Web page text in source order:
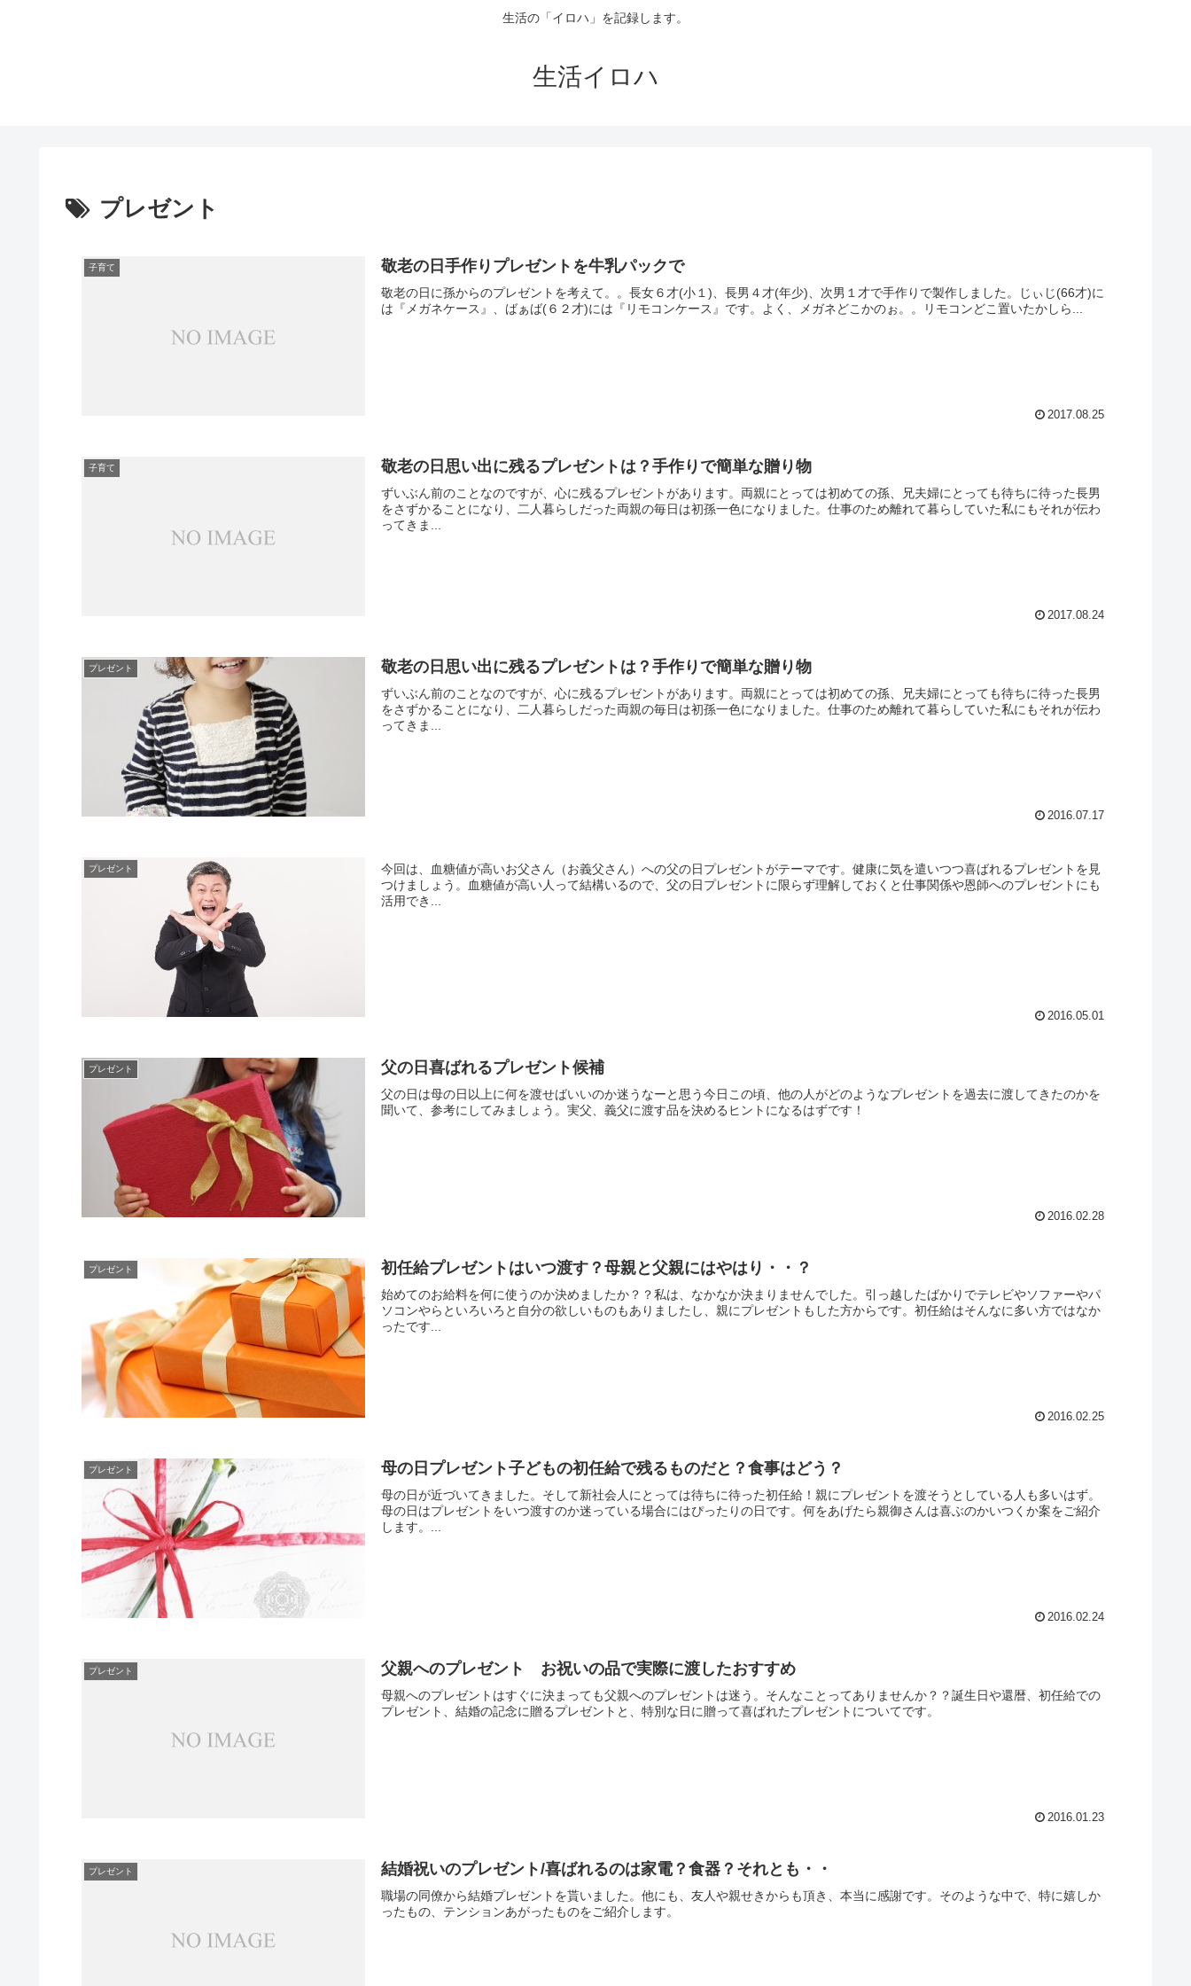
生活の「イロハ」を記録します。
生活イロハ
プレゼント
子育て 敬老の日手作りプレゼントを牛乳パックで
敬老の日に孫からのプレゼントを考えて。。長女６才(小１)、長男４才(年少)、次男１才で手作りで製作しました。じぃじ(66才)に
は『メガネケース』、ばぁば(６２才)には『リモコンケース』です。よく、メガネどこかのぉ。。リモコンどこ置いたかしら...
2017.08.25
子育て 敬老の日思い出に残るプレゼントは？手作りで簡単な贈り物
ずいぶん前のことなのですが、心に残るプレゼントがあります。両親にとっては初めての孫、兄夫婦にとっても待ちに待った長男
をさずかることになり、二人暮らしだった両親の毎日は初孫一色になりました。仕事のため離れて暮らしていた私にもそれが伝わ
ってきま...
2017.08.24
プレゼント 敬老の日思い出に残るプレゼントは？手作りで簡単な贈り物
ずいぶん前のことなのですが、心に残るプレゼントがあります。両親にとっては初めての孫、兄夫婦にとっても待ちに待った長男
をさずかることになり、二人暮らしだった両親の毎日は初孫一色になりました。仕事のため離れて暮らしていた私にもそれが伝わ
ってきま...
2016.07.17
プレゼント
今回は、血糖値が高いお父さん（お義父さん）への父の日プレゼントがテーマです。健康に気を遣いつつ喜ばれるプレゼントを見
つけましょう。血糖値が高い人って結構いるので、父の日プレゼントに限らず理解しておくと仕事関係や恩師へのプレゼントにも
活用でき...
2016.05.01
プレゼント 父の日喜ばれるプレゼント候補
父の日は母の日以上に何を渡せばいいのか迷うなーと思う今日この頃、他の人がどのようなプレゼントを過去に渡してきたのかを
聞いて、参考にしてみましょう。実父、義父に渡す品を決めるヒントになるはずです！
2016.02.28
プレゼント 初任給プレゼントはいつ渡す？母親と父親にはやはり・・？
始めてのお給料を何に使うのか決めましたか？？私は、なかなか決まりませんでした。引っ越したばかりでテレビやソファーやパ
ソコンやらといろいろと自分の欲しいものもありましたし、親にプレゼントもした方からです。初任給はそんなに多い方ではなか
ったです...
2016.02.25
プレゼント 母の日プレゼント子どもの初任給で残るものだと？食事はどう？
母の日が近づいてきました。そして新社会人にとっては待ちに待った初任給！親にプレゼントを渡そうとしている人も多いはず。
母の日はプレゼントをいつ渡すのか迷っている場合にはぴったりの日です。何をあげたら親御さんは喜ぶのかいつくか案をご紹介
します。...
2016.02.24
プレゼント 父親へのプレゼント お祝いの品で実際に渡したおすすめ
母親へのプレゼントはすぐに決まっても父親へのプレゼントは迷う。そんなことってありませんか？？誕生日や還暦、初任給での
プレゼント、結婚の記念に贈るプレゼントと、特別な日に贈って喜ばれたプレゼントについてです。
2016.01.23
プレゼント 結婚祝いのプレゼント/喜ばれるのは家電？食器？それとも・・
職場の同僚から結婚プレゼントを貰いました。他にも、友人や親せきからも頂き、本当に感謝です。そのような中で、特に嬉しか
ったもの、テンションあがったものをご紹介します。